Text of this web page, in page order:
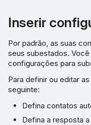
Inserir
Por padrão, as suas
seus subestados.
configurações para
Para definir ou editar
seguinte:
Defina contatos
Defina a resposta